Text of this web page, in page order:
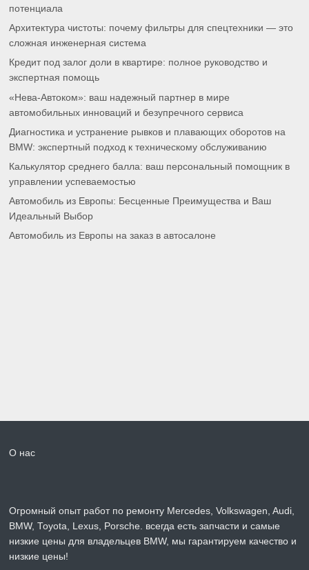
потенциала
Архитектура чистоты: почему фильтры для спецтехники — это
сложная инженерная система
Кредит под залог доли в квартире: полное руководство и
экспертная помощь
«Нева-Автоком»: ваш надежный партнер в мире
автомобильных инноваций и безупречного сервиса
Диагностика и устранение рывков и плавающих оборотов на
BMW: экспертный подход к техническому обслуживанию
Калькулятор среднего балла: ваш персональный помощник в
управлении успеваемостью
Автомобиль из Европы: Бесценные Преимущества и Ваш
Идеальный Выбор
Автомобиль из Европы на заказ в автосалоне
О нас
Огромный опыт работ по ремонту Mercedes, Volkswagen, Audi,
BMW, Toyota, Lexus, Porsche. всегда есть запчасти и самые
низкие цены для владельцев BMW, мы гарантируем качество и
низкие цены!